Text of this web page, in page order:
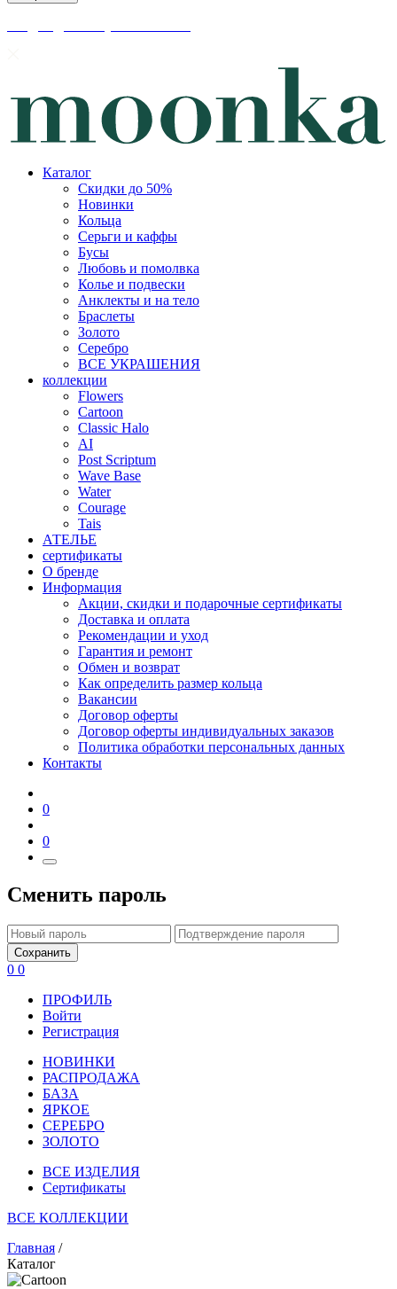
Каталог
Скидки до 50%
Новинки
Кольца
Серьги и каффы
Бусы
Любовь и помолвка
Колье и подвески
Анклекты и на тело
Браслеты
Золото
Серебро
ВСЕ УКРАШЕНИЯ
коллекции
Flowers
Cartoon
Classic Halo
AI
Post Scriptum
Wave Base
Water
Courage
Tais
АТЕЛЬЕ
сертификаты
О бренде
Информация
Акции, скидки и подарочные сертификаты
Доставка и оплата
Рекомендации и уход
Гарантия и ремонт
Обмен и возврат
Как определить размер кольца
Вакансии
Договор оферты
Договор оферты индивидуальных заказов
Политика обработки персональных данных
Контакты
0
0
Сменить пароль
Сохранить
0 0
ПРОФИЛЬ
Войти
Регистрация
НОВИНКИ
РАСПРОДАЖА
БАЗА
ЯРКОЕ
СЕРЕБРО
ЗОЛОТО
ВСЕ ИЗДЕЛИЯ
Сертификаты
ВСЕ КОЛЛЕКЦИИ
Главная /
Каталог